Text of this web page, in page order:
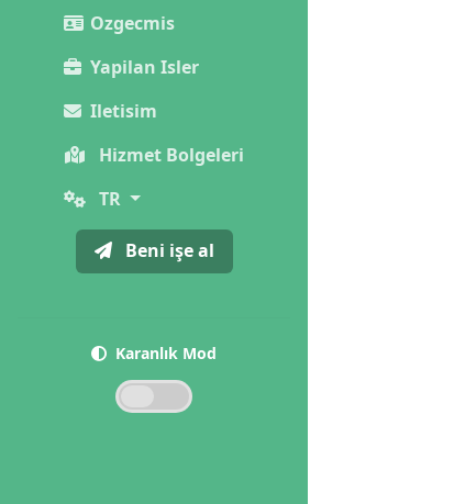
Ozgecmis
Yapilan Isler
Iletisim
Hizmet Bolgeleri
TR
Beni işe al
Karanlık Mod